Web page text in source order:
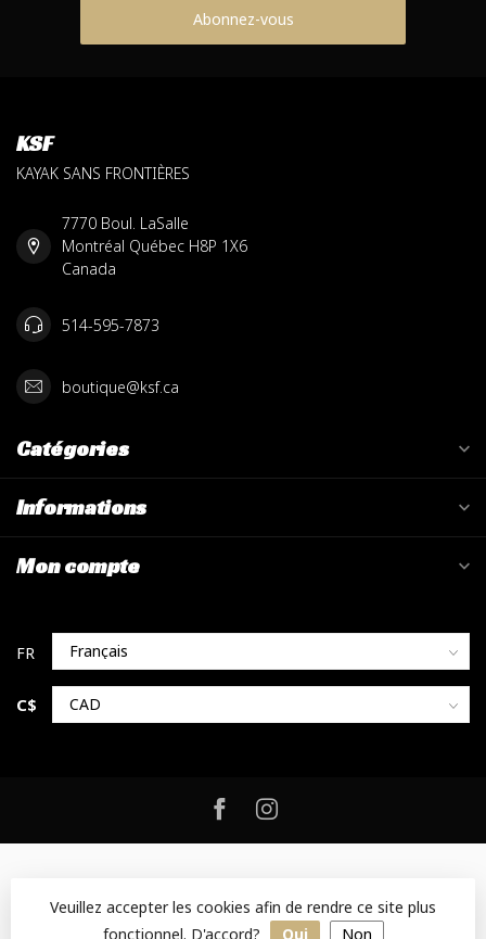
Abonnez-vous
KSF
KAYAK SANS FRONTIÈRES
7770 Boul. LaSalle
Montréal Québec H8P 1X6
Canada
514-595-7873
boutique@ksf.ca
Catégories
Informations
Mon compte
C$
Veuillez accepter les cookies afin de rendre ce site plus
fonctionnel. D'accord?
Oui Non